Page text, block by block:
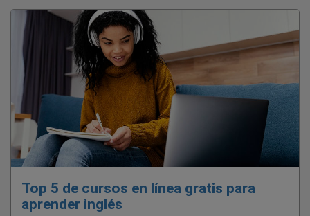
Top 5 de cursos en línea gratis para
aprender inglés